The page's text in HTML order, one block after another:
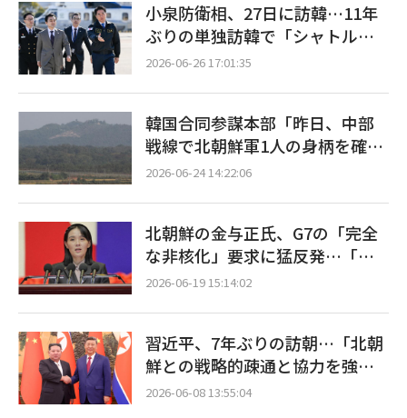
小泉防衛相、27日に訪韓…11年
ぶりの単独訪韓で「シャトル外
交」本格化へ
2026-06-26 17:01:35
韓国合同参謀本部「昨日、中部
戦線で北朝鮮軍1人の身柄を確
保」…帰順の意向示す
2026-06-24 14:22:06
北朝鮮の金与正氏、G7の「完全
な非核化」要求に猛反発…「越
権行為、断固として糾弾」
2026-06-19 15:14:02
習近平、7年ぶりの訪朝…「北朝
鮮との戦略的疎通と協力を強
化」
2026-06-08 13:55:04